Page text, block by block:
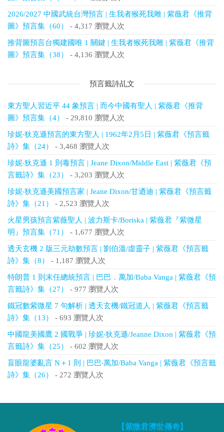
2026/2027 中國武統台灣預言 | 生我者猴死我雕 | 紫薇君《推背
圖》預言集（60）
- 4,317 瀏覽人次
推背圖預言台獨建國唯 1 關鍵 | 生我者猴死我雕 | 紫薇君《推背
圖》預言集（38）
- 4,136 瀏覽人次
預言籤詩乩文
東方聖人習近平 44 象預言 | 而今中國有聖人 | 紫薇君《推背
圖》預言集（4）
- 29,810 瀏覽人次
珍妮‧狄克遜預言的東方聖人 | 1962年2月5日 | 紫薇君《預言籤
詩》集（24）
- 3,468 瀏覽人次
珍妮‧狄克遜 1 則毒預言 | Jeane Dixon/Middle East | 紫薇君《預
言籤詩》集（23）
- 3,203 瀏覽人次
珍妮‧狄克遜美國預言家 | Jeane Dixon/甘迺迪 | 紫薇君《預言籤
詩》集（21）
- 2,523 瀏覽人次
火星男孩預言紫薇聖人 | 波力斯卡/Boriska | 紫薇君『紫微星
明』預言集（71）
- 1,677 瀏覽人次
透天玄機 2 版三元劫數預言 | 劉伯溫/虛靈子 | 紫薇君《預言籤
詩》集（8）
- 1,187 瀏覽人次
特朗普 1 則末任總統預言 | 巴巴．萬加/Baba Vanga | 紫薇君《預
言籤詩》集（27）
- 977 瀏覽人次
鐵冠數紫微星 7 句解析 | 透天玄機/鐵冠道人 | 紫薇君《預言籤
詩》集（13）
- 693 瀏覽人次
中國龍美國鷹 2 國戰爭 | 珍妮‧狄克遜/Jeanne Dixon | 紫薇君《預
言籤詩》集（25）
- 602 瀏覽人次
盲眼龍婆亂言 N＋1 則 | 巴巴‧萬加/Baba Vanga | 紫薇君《預言籤
詩》集（26）
- 272 瀏覽人次
【紫微君濟世傳奇】